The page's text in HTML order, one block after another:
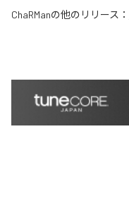
ChaRManの他のリリース：